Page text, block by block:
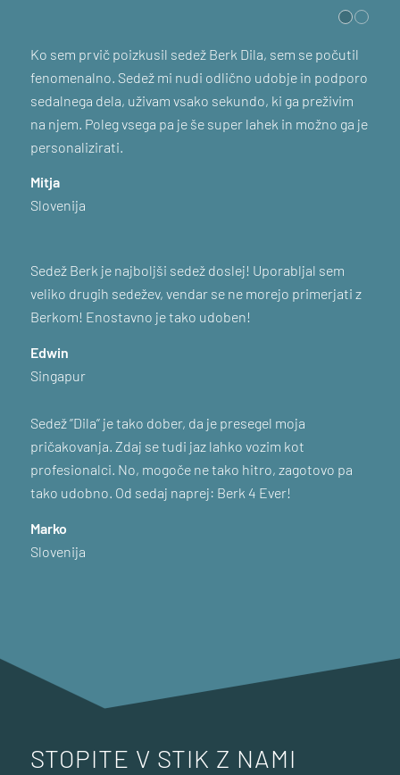
Ko sem prvič poizkusil sedež Berk Dila, sem se počutil
fenomenalno. Sedež mi nudi odlično udobje in podporo
sedalnega dela, uživam vsako sekundo, ki ga preživim
na njem. Poleg vsega pa je še super lahek in možno ga je
personalizirati.
Mitja
Slovenija
Sedež Berk je najboljši sedež doslej! Uporabljal sem
veliko drugih sedežev, vendar se ne morejo primerjati z
Berkom! Enostavno je tako udoben!
Edwin
Singapur
Sedež ”Dila” je tako dober, da je presegel moja
pričakovanja. Zdaj se tudi jaz lahko vozim kot
profesionalci. No, mogoče ne tako hitro, zagotovo pa
tako udobno. Od sedaj naprej: Berk 4 Ever!
Marko
Slovenija
STOPITE V STIK Z NAMI